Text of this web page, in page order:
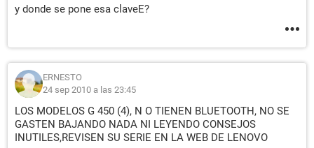
y donde se pone esa claveE?
ERNESTO
24 sep 2010 a las 23:45
LOS MODELOS G 450 (4), N O TIENEN BLUETOOTH, NO SE
GASTEN BAJANDO NADA NI LEYENDO CONSEJOS
INUTILES,REVISEN SU SERIE EN LA WEB DE LENOVO